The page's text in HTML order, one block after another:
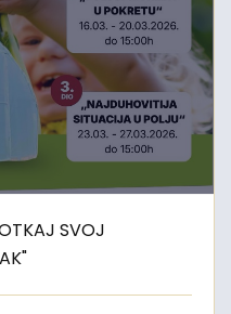
SVOJ